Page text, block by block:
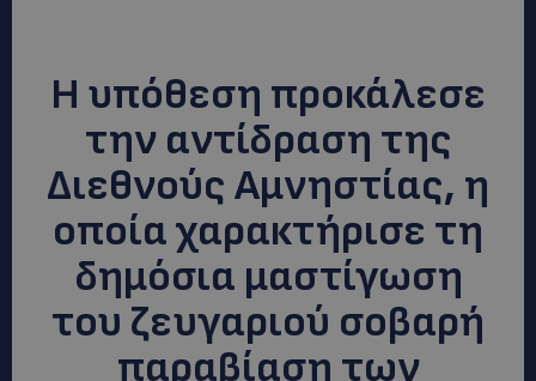
Η υπόθεση προκάλεσε
την αντίδραση της
Διεθνούς Αμνηστίας, η
οποία χαρακτήρισε τη
δημόσια μαστίγωση
του ζευγαριού σοβαρή
παραβίαση των